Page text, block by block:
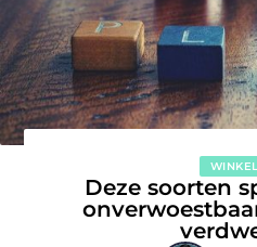
Deze soorten